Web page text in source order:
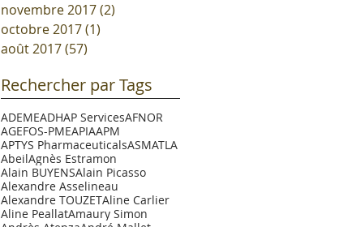
novembre 2017(2)
octobre 2017(1)
août 2017(57)
Rechercher par Tags
ADEMEADHAP ServicesAFNOR
AGEFOS-PMEAPIAAPM
APTYS PharmaceuticalsASMATLA
AbeilAgnès Estramon
Alain BUYENSAlain Picasso
Alexandre Asselineau
Alexandre TOUZETAline Carlier
Aline PeallatAmaury Simon